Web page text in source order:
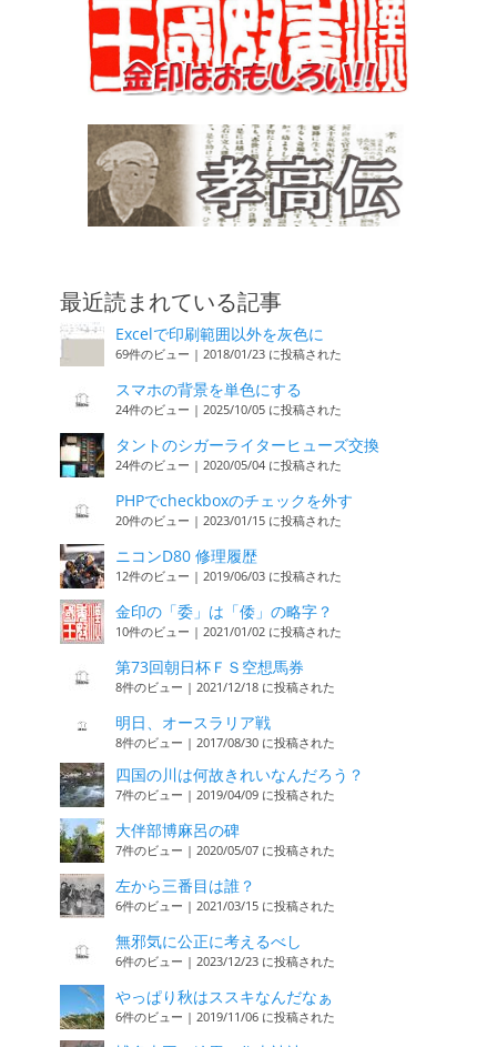
最近読まれている記事
Excelで印刷範囲以外を灰色に
69件のビュー | 2018/01/23 に投稿された
スマホの背景を単色にする
24件のビュー | 2025/10/05 に投稿された
タントのシガーライターヒューズ交換
24件のビュー | 2020/05/04 に投稿された
PHPでcheckboxのチェックを外す
20件のビュー | 2023/01/15 に投稿された
ニコンD80 修理履歴
12件のビュー | 2019/06/03 に投稿された
金印の「委」は「倭」の略字？
10件のビュー | 2021/01/02 に投稿された
第73回朝日杯ＦＳ空想馬券
8件のビュー | 2021/12/18 に投稿された
明日、オースラリア戦
8件のビュー | 2017/08/30 に投稿された
四国の川は何故きれいなんだろう？
7件のビュー | 2019/04/09 に投稿された
大伴部博麻呂の碑
7件のビュー | 2020/05/07 に投稿された
左から三番目は誰？
6件のビュー | 2021/03/15 に投稿された
無邪気に公正に考えるべし
6件のビュー | 2023/12/23 に投稿された
やっぱり秋はススキなんだなぁ
6件のビュー | 2019/11/06 に投稿された